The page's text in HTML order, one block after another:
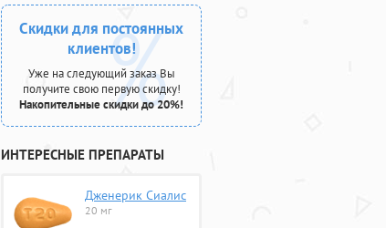
Скидки для постоянных
клиентов!
Уже на следующий заказ Вы
получите свою первую скидку!
Накопительные скидки до 20%!
ИНТЕРЕСНЫЕ ПРЕПАРАТЫ
Дженерик Сиалис
20 мг